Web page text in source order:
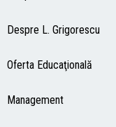
Despre L. Grigorescu
Oferta Educaţională
Management